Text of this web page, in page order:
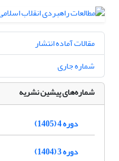
مقالات آماده انتشار
شماره جاری
شماره‌های پیشین نشریه
دوره 4 (1405)
دوره 3 (1404)